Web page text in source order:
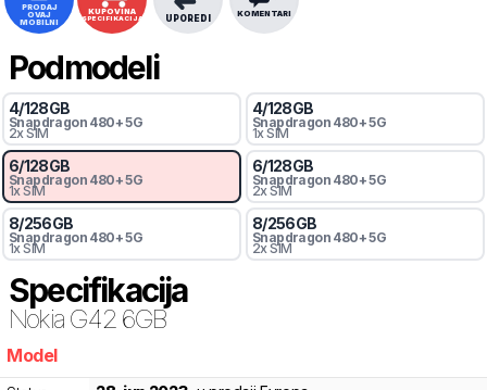
PRODAJ
OVAJ
MOBILNI
KUPOVINA
SPECIFIKACIJA KOMENTARI
UPOREDI
Podmodeli
4/128GB
Snapdragon 480+ 5G
2x SIM
4/128GB
Snapdragon 480+ 5G
1x SIM
6/128GB
Snapdragon 480+ 5G
1x SIM
6/128GB
Snapdragon 480+ 5G
2x SIM
8/256GB
Snapdragon 480+ 5G
1x SIM
8/256GB
Snapdragon 480+ 5G
2x SIM
Specifikacija
Nokia G42 6GB
Model